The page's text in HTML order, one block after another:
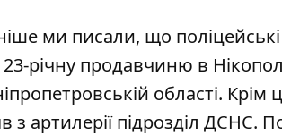
ми писали, що
річну продавчиню в
області. Крім
з артилерії підрозділ ДСНС.